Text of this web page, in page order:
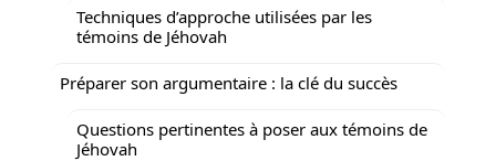
Techniques d’approche utilisées par les
témoins de Jéhovah
Préparer son argumentaire : la clé du succès
Questions pertinentes à poser aux témoins de
Jéhovah